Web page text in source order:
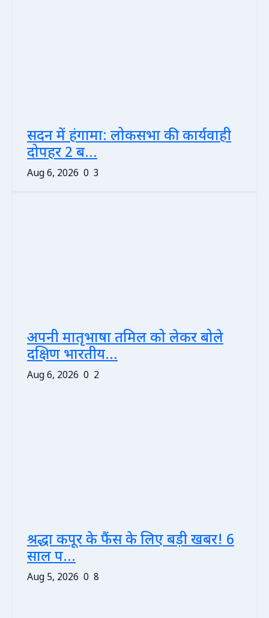
सदन में हंगामा: लोकसभा की कार्यवाही
दोपहर 2 ब...
Aug 6, 2026 0 3
अपनी मातृभाषा तमिल को लेकर बोले
दक्षिण भारतीय...
Aug 6, 2026 0 2
श्रद्धा कपूर के फैंस के लिए बड़ी खबर! 6
साल प...
Aug 5, 2026 0 8